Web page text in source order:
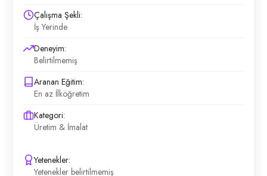
Çalışma Şekli:
İş Yerinde
Deneyim:
Belirtilmemiş
Aranan Eğitim:
En az İlköğretim
Kategori:
Üretim & İmalat
Yetenekler:
Yetenekler belirtilmemiş